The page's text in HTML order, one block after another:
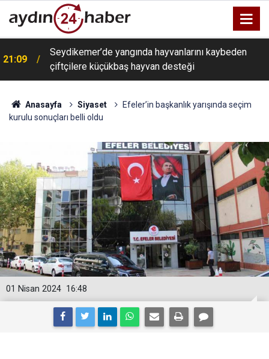
21:09
Seydikemer’de yangında hayvanlarını kaybeden
çiftçilere küçükbaş hayvan desteği
Anasayfa Siyaset
Efeler’in başkanlık yarışında seçim
kurulu sonuçları belli oldu
16:48
01 Nisan 2024